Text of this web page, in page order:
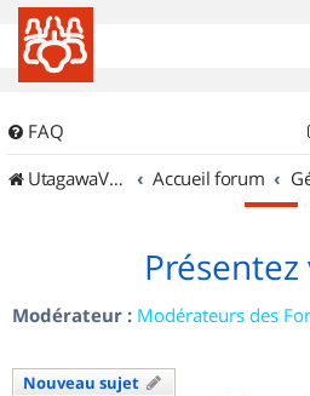
FAQ
UtagawaVTT (Randos VTT et VTTAE avec traces GPS)
Accueil forum
Présentez
Modérateur : Modérateurs des
Nouveau sujet